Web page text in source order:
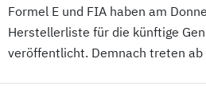
Formel E und FIA haben am
Herstellerliste für die künftige
veröffentlicht. Demnach treten ab